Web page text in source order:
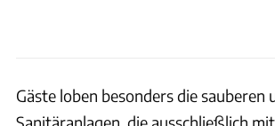
Gäste loben besonders die sauberen
Sanitäranlagen, die ausschließlich